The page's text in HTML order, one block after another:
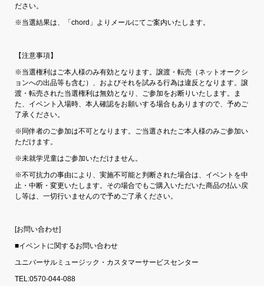
ださい。
※当選結果は、「chord」よりメールにてご案内いたします。
【注意事項】
※当選権利はご本人様のみ有効となります。譲渡・転売（ネットオークシ
ョンへの出品等も含む）、およびそれを試みる行為は違反となります。譲
渡・転売された当選権利は無効となり、ご参加をお断りいたします。ま
た、イベント入場時、本人確認をお願いする場合もありますので、予めご
了承ください。
※同伴者のご参加は不可となります。ご当選されたご本人様のみご参加い
ただけます。
※未就学児童はご参加いただけません。
※不可抗力の事由により、実施不可能と判断された場合は、イベントを中
止・中断・変更いたします。その場合でもご購入いただいた商品の払い戻
し等は、一切行いませんので予めご了承ください。
[お問い合わせ]
■イベントに関するお問い合わせ
ユニバーサルミュージック・カスタマーサービスセンター
TEL:0570-044-088